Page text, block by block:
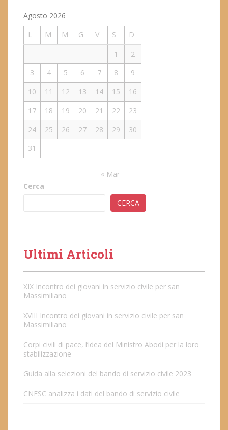
Agosto 2026
L
M M G V S
D
1
2
3
4 5 6 7 8
9
10
11 12 13 14 15
16
17
18 19 20 21 22
23
24
25 26 27 28 29
30
31
« Mar
Cerca
CERCA
Ultimi Articoli
XIX Incontro dei giovani in servizio civile per san
Massimiliano
XVIII Incontro dei giovani in servizio civile per san
Massimiliano
Corpi civili di pace, l’idea del Ministro Abodi per la loro
stabilizzazione
Guida alla selezioni del bando di servizio civile 2023
CNESC analizza i dati del bando di servizio civile